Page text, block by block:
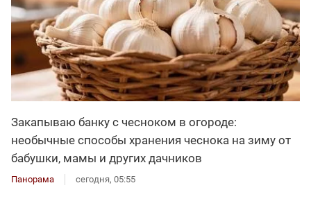
Закапываю банку с чесноком в огороде:
необычные способы хранения чеснока на зиму от
бабушки, мамы и других дачников
Панорама сегодня, 05:55